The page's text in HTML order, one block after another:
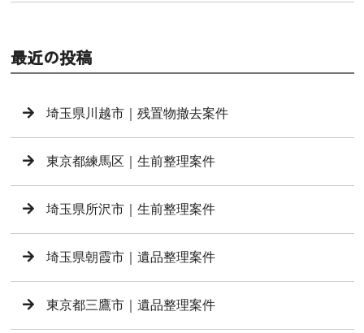
最近の投稿
埼玉県川越市｜残置物撤去案件
東京都練馬区｜生前整理案件
埼玉県所沢市｜生前整理案件
埼玉県朝霞市｜遺品整理案件
東京都三鷹市｜遺品整理案件